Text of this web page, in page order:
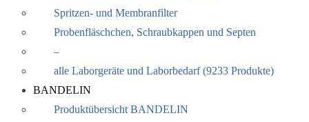
Spritzen- und Membranfilter
Probenfläschchen, Schraubkappen und Septen
–
alle Laborgeräte und Laborbedarf (9233 Produkte)
BANDELIN
Produktübersicht BANDELIN